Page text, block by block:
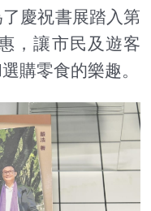
慶祝書展踏入第
，讓市民及遊客
購零食的樂趣。